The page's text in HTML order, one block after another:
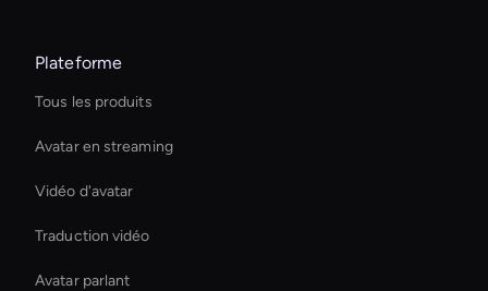
Plateforme
Tous les produits
Avatar en streaming
Vidéo d'avatar
Traduction vidéo
Avatar parlant